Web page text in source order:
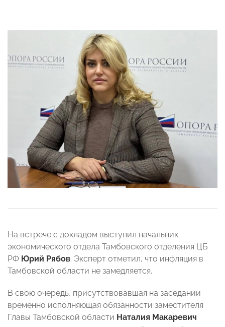
На встрече с докладом выступил начальник
экономического отдела Тамбовского отделения ЦБ
РФ Юрий Рябов. Эксперт отметил, что инфляция в
Тамбовской области не замедляется.
В свою очередь, присутствовавшая на заседании
временно исполняющая обязанности заместителя
Главы Тамбовской области Наталия Макаревич